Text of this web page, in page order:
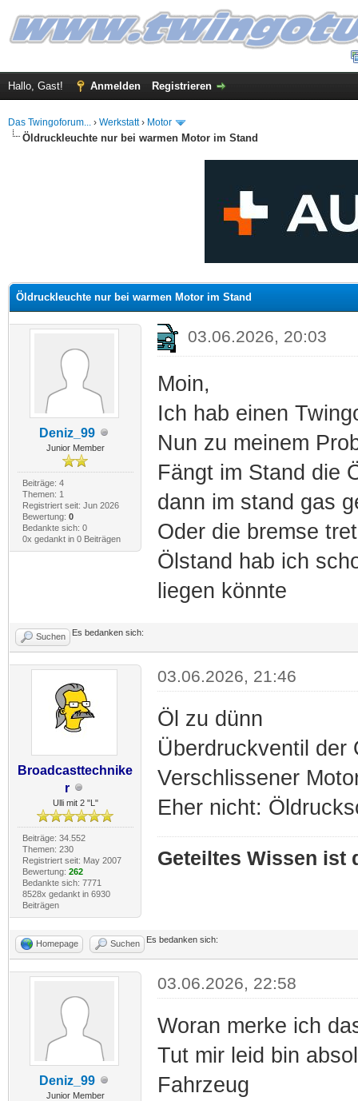
Hallo, Gast! Anmelden Registrieren
Das Twingoforum... › Werkstatt› Motor
Öldruckleuchte nur bei warmen Motor im Stand
Öldruckleuchte nur bei warmen Motor im Stand
Deniz_99
Junior Member
Beiträge: 4
Themen: 1
Registriert seit: Jun 2026
Bewertung: 0
Bedankte sich: 0
0x gedankt in 0 Beiträgen
03.06.2026, 20:03
Moin,
Ich hab einen
Nun zu meinem
Fängt im Stand die
dann im stand gas
Oder die bremse
Ölstand hab ich
liegen könnte
Suchen Es bedanken sich:
Broadcasttechnike
r
Ulli mit 2 "L"
Beiträge: 34.552
Themen: 230
Registriert seit: May 2007
Bewertung: 262
Bedankte sich: 7771
8528x gedankt in 6930
Beiträgen
03.06.2026, 21:46
Öl zu dünn
Überdruckventil der
Verschlissener
Eher nicht:
Geteiltes Wissen ist
Homepage Suchen Es bedanken sich:
Deniz_99
Junior Member
03.06.2026, 22:58
Woran merke ich
Tut mir leid bin
Fahrzeug